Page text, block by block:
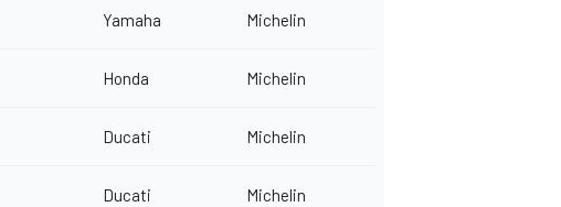
Yamaha Michelin
Honda Michelin
Ducati Michelin
Ducati Michelin